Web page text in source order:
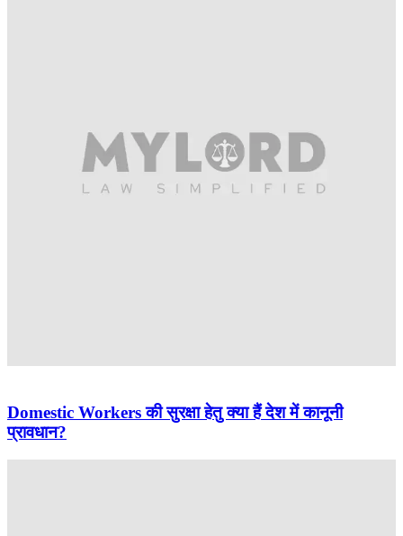
Domestic Workers की सुरक्षा हेतु क्या हैं देश में कानूनी
प्रावधान?